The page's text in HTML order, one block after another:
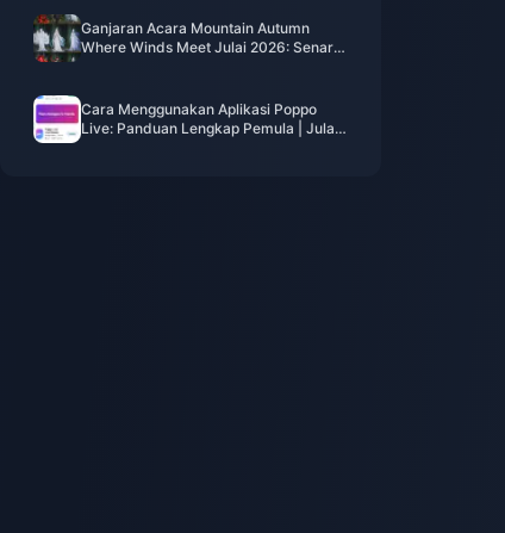
Ganjaran Acara Mountain Autumn
Where Winds Meet Julai 2026: Senarai
Cara Menggunakan Aplikasi Poppo
Live: Panduan Lengkap Pemula | Julai